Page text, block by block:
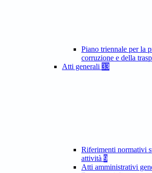
Piano triennale per la
corruzione e della
Atti generali 33
Riferimenti normativi
attività 9
Atti amministrativi